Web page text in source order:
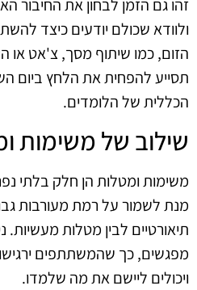
זהו גם הזמן לבחון את החיבור
ולוודא שכולם יודעים כיצד
הזום, כמו שיתוף מסך, צ'אט
תסייע להפחית את הלחץ ביום
הכללית של הלומדים.
שילוב של משימות
משימות ומטלות הן חלק בלתי
מנת לשמור על רמת מעורבות
תיאורטיים לבין מטלות מעשיות.
מפגשים, כך שהמשתתפים
ויכולים ליישם את מה שלמדו.